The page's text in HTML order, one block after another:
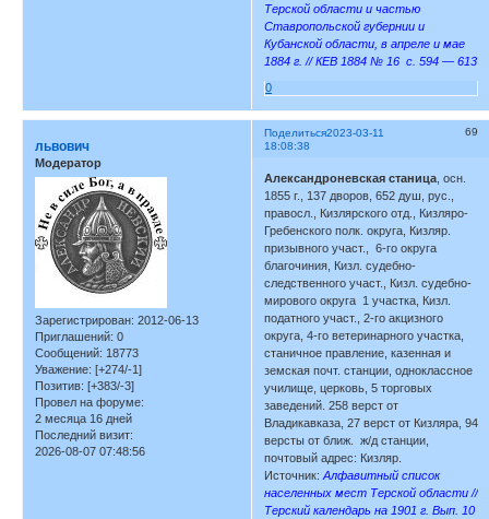
Терской области и частью
Ставропольской губернии и
Кубанской области, в апреле и мае
1884 г. // КЕВ 1884 № 16 с. 594 — 613
0
Поделиться 69
2023-03-11
18:08:38
львович
Модератор
Зарегистрирован: 2012-06-13
Приглашений: 0
Сообщений: 18773
Уважение: [+274/-1]
Позитив: [+383/-3]
Провел на форуме:
2 месяца 16 дней
Последний визит:
2026-08-07 07:48:56
Александроневская станица , осн.
1855 г., 137 дворов, 652 душ, рус.,
правосл., Кизлярского отд., Кизляро-
Гребенского полк. округа, Кизляр.
призывного участ., 6-го округа
благочиния, Кизл. судебно-
следственного участ., Кизл. судебно-
мирового округа 1 участка, Кизл.
податного участ., 2-го акцизного
округа, 4-го ветеринарного участка,
станичное правление, казенная и
земская почт. станции, одноклассное
училище, церковь, 5 торговых
заведений. 258 верст от
Владикавказа, 27 верст от Кизляра, 94
версты от ближ. ж/д станции,
почтовый адрес: Кизляр.
Источник:Алфавитный список
населенных мест Терской области //
Терский календарь на 1901 г. Вып. 10